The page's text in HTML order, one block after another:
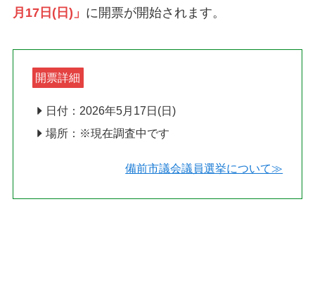
月17日(日)」 に開票が開始されます。
開票詳細
日付：2026年5月17日(日)
場所：※現在調査中です
備前市議会議員選挙について≫